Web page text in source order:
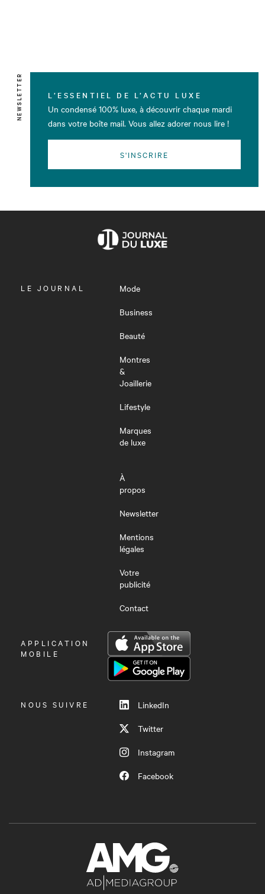
NEWSLETTER L’ESSENTIEL DE L’ACTU LUXE
Un condensé 100% luxe, à découvrir chaque mardi
dans votre boîte mail. Vous allez adorer nous lire !
S'INSCRIRE
OUVRIR
LE JOURNAL
Mode
Business
Beauté
Montres
&
Joaillerie
Lifestyle
Marques
de luxe
À
propos
Newsletter
Mentions
légales
Votre
publicité
Contact
OUVRIR
LE
APPLICATION
MOBILE
NOUS SUIVRE
LinkedIn
Twitter
Instagram
Facebook